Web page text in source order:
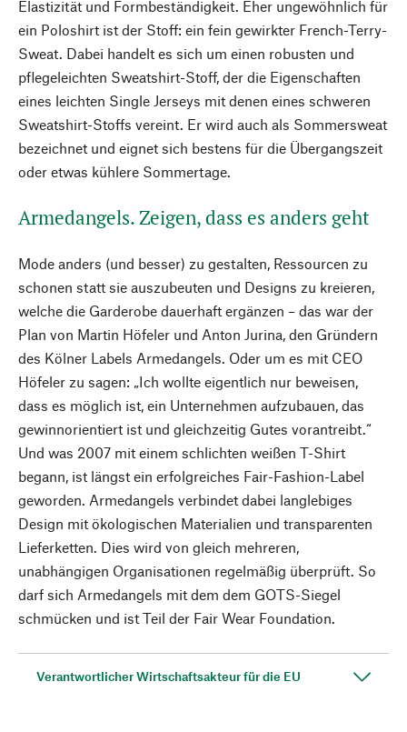
Elastizität und Formbeständigkeit. Eher ungewöhnlich für
ein Poloshirt ist der Stoff: ein fein gewirkter French-Terry-
Sweat. Dabei handelt es sich um einen robusten und
pflegeleichten Sweatshirt-Stoff, der die Eigenschaften
eines leichten Single Jerseys mit denen eines schweren
Sweatshirt-Stoffs vereint. Er wird auch als Sommersweat
bezeichnet und eignet sich bestens für die Übergangszeit
oder etwas kühlere Sommertage.
Armedangels. Zeigen, dass es anders geht
Mode anders (und besser) zu gestalten, Ressourcen zu
schonen statt sie auszubeuten und Designs zu kreieren,
welche die Garderobe dauerhaft ergänzen – das war der
Plan von Martin Höfeler und Anton Jurina, den Gründern
des Kölner Labels Armedangels. Oder um es mit CEO
Höfeler zu sagen: „Ich wollte eigentlich nur beweisen,
dass es möglich ist, ein Unternehmen aufzubauen, das
gewinnorientiert ist und gleichzeitig Gutes vorantreibt.“
Und was 2007 mit einem schlichten weißen T-Shirt
begann, ist längst ein erfolgreiches Fair-Fashion-Label
geworden. Armedangels verbindet dabei langlebiges
Design mit ökologischen Materialien und transparenten
Lieferketten. Dies wird von gleich mehreren,
unabhängigen Organisationen regelmäßig überprüft. So
darf sich Armedangels mit dem dem GOTS-Siegel
schmücken und ist Teil der Fair Wear Foundation.
Verantwortlicher Wirtschaftsakteur für die EU